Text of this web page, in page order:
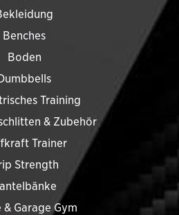
Benches
Boden
Training
& Zubehör
Trainer
Strength
& Garage Gym